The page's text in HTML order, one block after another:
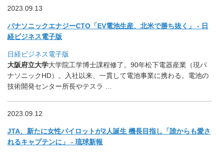
2023.09.13
パナソニックエナジーCTO「EV電池生産、北米で勝ち抜く」 - 日
経ビジネス電子版
日経ビジネス電子版
大阪府立大学大学院工学博士課程修了。90年松下電器産業（現パ
ナソニックHD）。入社以来、一貫して電池事業に携わる。 電池の
技術開発センター所長やテスラ …
2023.09.12
JTA、新たに女性パイロットが2人誕生 機長目指し「誰からも愛さ
れるキャプテンに」 - 琉球新報